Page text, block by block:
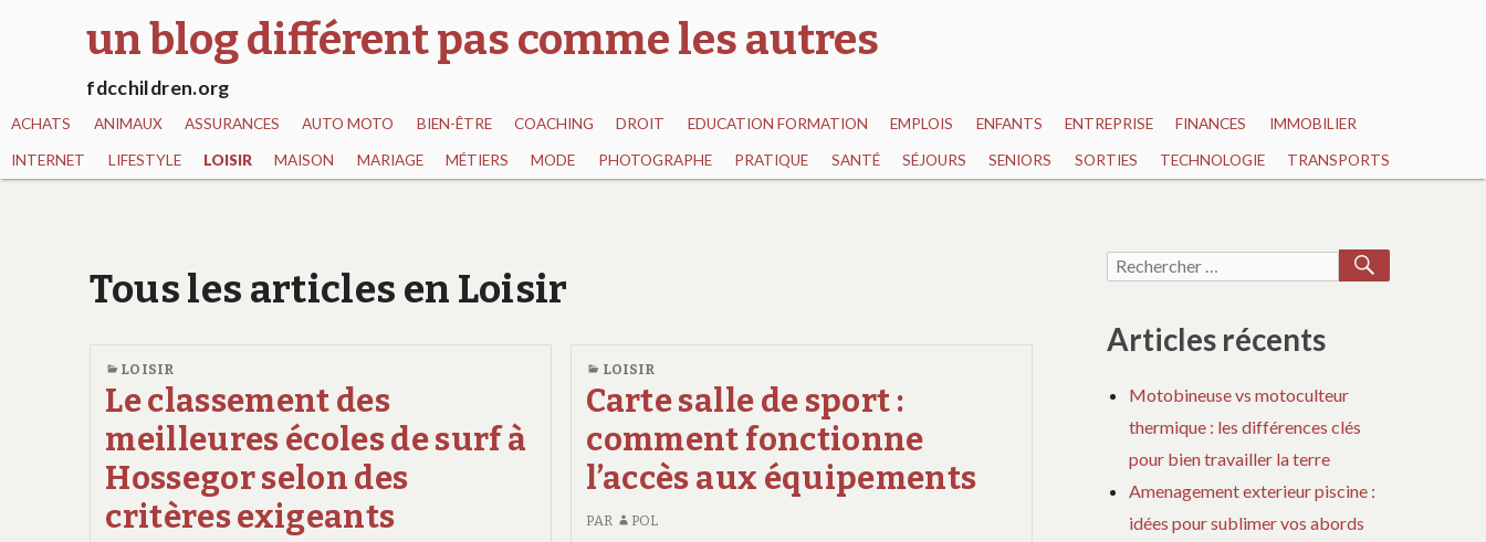
un blog différent pas comme les autres
fdcchildren.org
ACHATS ANIMAUX ASSURANCES AUTO MOTO BIEN-ÊTRE COACHING DROIT EDUCATION FORMATION EMPLOIS ENFANTS ENTREPRISE FINANCES IMMOBILIER
INTERNET LIFESTYLE LOISIR MAISON MARIAGE MÉTIERS MODE PHOTOGRAPHE PRATIQUE SANTÉ SÉJOURS SENIORS SORTIES TECHNOLOGIE TRANSPORTS
Tous les articles en Loisir
LOISIR
Le classement des
meilleures écoles de surf à
Hossegor selon des
critères exigeants
LOISIR
Carte salle de sport :
comment fonctionne
l’accès aux équipements
PAR POL
Recherche
Articles récents
Motobineuse vs motoculteur
thermique : les différences clés
pour bien travailler la terre
Amenagement exterieur piscine :
idées pour sublimer vos abords